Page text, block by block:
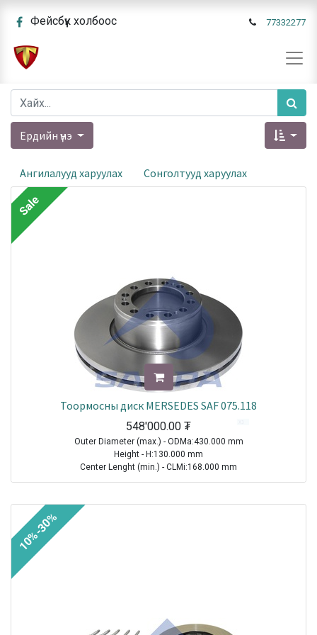
Фейсбүүк холбоос 77332277
Ердийн үнэ
Ангилалууд харуулах Сонголтууд харуулах
Тоормосны диск MERSEDES SAF 075.118
548'000.00 ₮
Outer Diameter (max.) - ODMa:430.000 mm
Height - H:130.000 mm
Center Lenght (min.) - CLMi:168.000 mm
TRAILER|SAF|SKRB 9022|1970-2021
Sale
10%-30%